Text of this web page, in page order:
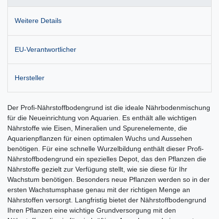
Weitere Details
EU-Verantwortlicher
Hersteller
Der Profi-Nährstoffbodengrund ist die ideale Nährbodenmischung
für die Neueinrichtung von Aquarien. Es enthält alle wichtigen
Nährstoffe wie Eisen, Mineralien und Spurenelemente, die
Aquarienpflanzen für einen optimalen Wuchs und Aussehen
benötigen. Für eine schnelle Wurzelbildung enthält dieser Profi-
Nährstoffbodengrund ein spezielles Depot, das den Pflanzen die
Nährstoffe gezielt zur Verfügung stellt, wie sie diese für Ihr
Wachstum benötigen. Besonders neue Pflanzen werden so in der
ersten Wachstumsphase genau mit der richtigen Menge an
Nährstoffen versorgt. Langfristig bietet der Nährstoffbodengrund
Ihren Pflanzen eine wichtige Grundversorgung mit den